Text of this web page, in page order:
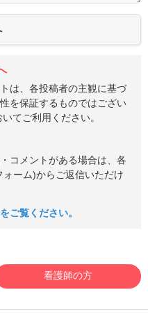
は、各投稿者の主観に基づ
を保証するものではござい
てご利用ください。
コメントがある場合は、各
ーム)からご返信いただけ
ご覧ください。
看護師の方